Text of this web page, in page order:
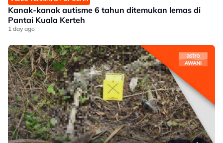
Kanak-kanak autisme 6 tahun ditemukan lemas di
Pantai Kuala Kerteh
1 day ago